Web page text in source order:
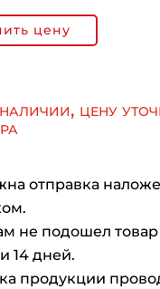
цену
цену
отправка
не подошел товар
14 дней.
продукции